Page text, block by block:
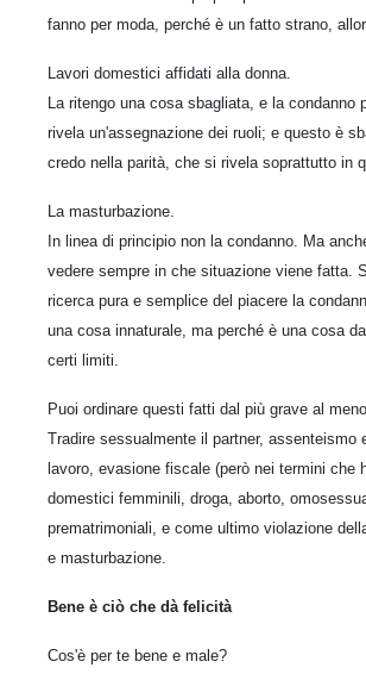
fanno per moda, perché è un fatto strano,
Lavori domestici affidati alla donna.
La ritengo una cosa sbagliata, e la condanno
rivela un'assegnazione dei ruoli; e questo è
credo nella parità, che si rivela soprattutto in
La masturbazione.
In linea di principio non la condanno. Ma
vedere sempre in che situazione viene fatta.
ricerca pura e semplice del piacere la
una cosa innaturale, ma perché è una cosa
certi limiti.
Puoi ordinare questi fatti dal più grave al
Tradire sessualmente il partner, assenteismo
lavoro, evasione fiscale (però nei termini che
domestici femminili, droga, aborto,
prematrimoniali, e come ultimo violazione
e masturbazione.
Bene è ciò che dà felicità
Cos'è per te bene e male?